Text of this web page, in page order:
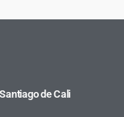
de Cali